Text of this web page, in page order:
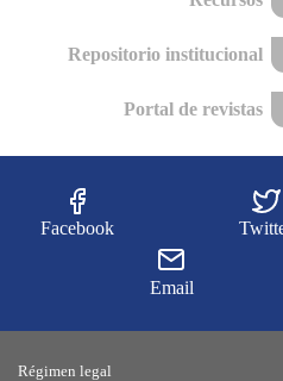
Repositorio institucional
Portal de revistas
Facebook
Email
Régimen legal